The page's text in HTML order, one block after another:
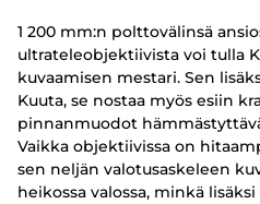
1 200 mm:n polttovälinsä
ultrateleobjektiivista voi tulla
kuvaamisen mestari. Sen
Kuuta, se nostaa myös esiin
pinnanmuodot
Vaikka objektiivissa on
sen neljän valotusaskeleen
heikossa valossa, minkä